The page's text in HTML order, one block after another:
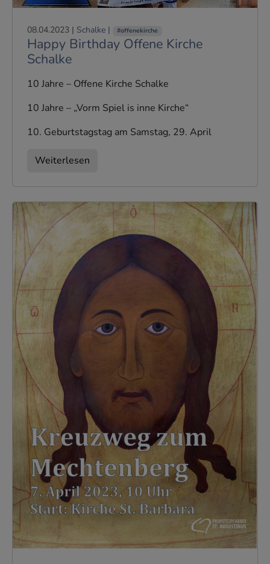
08.04.2023 | Schalke | #offenekirche
Happy Birthday Offene Kirche
Schalke
10 Jahre – Offene Kirche Schalke
10 Jahre – „Vorm Spiel is inne Kirche“
10. Geburtstagstag am Samstag, 29. April
Weiterlesen